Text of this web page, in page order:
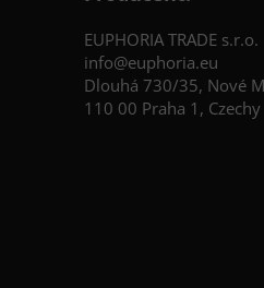
EUPHORIA TRADE s.r.o.
info@euphoria.eu
Dlouhá 730/35, Nové
110 00 Praha 1, Czechy